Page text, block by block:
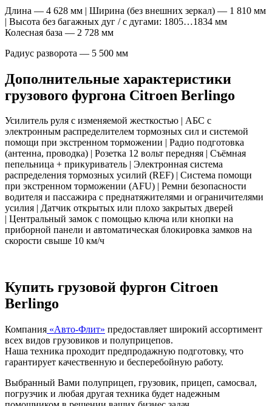
Длина — 4 628 мм | Ширина (без внешних зеркал) — 1 810 мм
| Высота без багажных дуг / c дугами: 1805…1834 мм
Колесная база — 2 728 мм
Радиус разворота — 5 500 мм
Дополнительные характеристики
грузового фургона Citroen Berlingo
Усилитель руля с изменяемой жесткостью | АБС с
электронным распределителем тормозных сил и системой
помощи при экстренном торможении | Радио подготовка
(антенна, проводка) | Розетка 12 вольт передняя | Съёмная
пепельница + прикуриватель | Электронная система
распределения тормозных усилий (REF) | Система помощи
при экстренном торможении (AFU) | Ремни безопасности
водителя и пассажира с преднатяжителями и ограничителями
усилия | Датчик открытых или плохо закрытых дверей
| Центральный замок с помощью ключа или кнопки на
приборной панели и автоматическая блокировка замков на
скорости свыше 10 км/ч
Купить грузовой фургон Citroen
Berlingo
Компания «Авто-Флит» предоставляет широкий ассортимент
всех видов грузовиков и полуприцепов.
Наша техника проходит предпродажную подготовку, что
гарантирует качественную и бесперебойную работу.
Выбранный Вами полуприцеп, грузовик, прицеп, самосвал,
погрузчик и любая другая техника будет надежным